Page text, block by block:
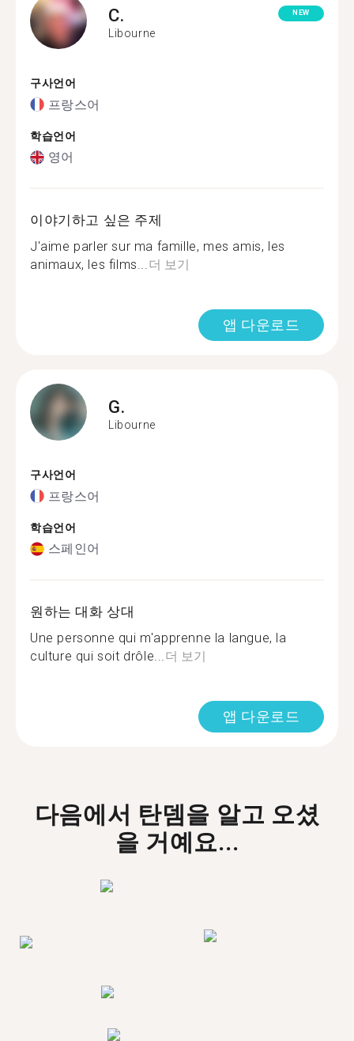
C.
Libourne
NEW
구사언어
프랑스어
학습언어
영어
이야기하고 싶은 주제
J'aime parler sur ma famille, mes amis, les
animaux, les films...더 보기
앱 다운로드
G.
Libourne
구사언어
프랑스어
학습언어
스페인어
원하는 대화 상대
Une personne qui m'apprenne la langue, la
culture qui soit drôle...더 보기
앱 다운로드
다음에서 탄뎀을 알고 오셨
을 거예요...